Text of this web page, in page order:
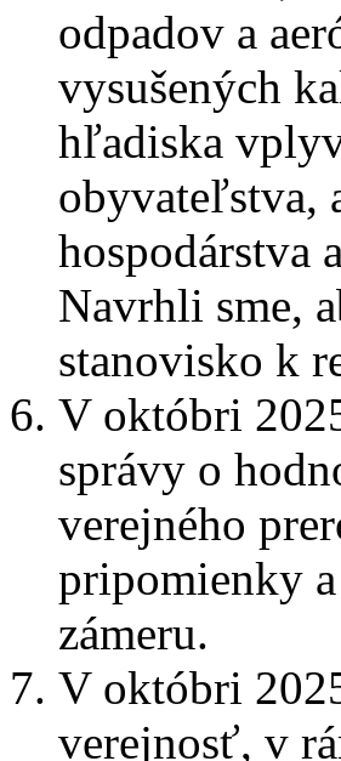
odpadov a
vysušených
hľadiska
obyvateľstva,
hospodárstva
Navrhli sme,
stanovisko k
V októbri
správy o
verejného
pripomienky
zámeru.
V októbri
verejnosť, v